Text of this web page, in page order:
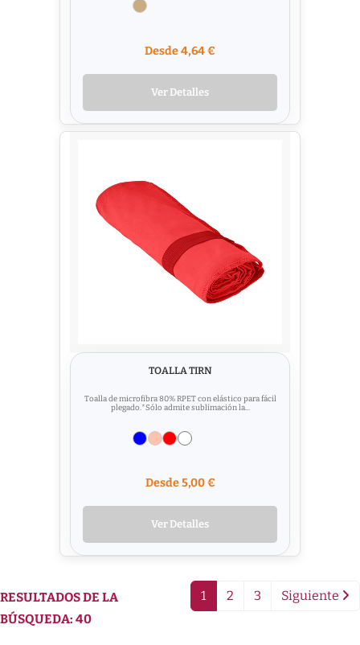
Desde 4,64 €
Ver Detalles
TOALLA TIRN
Toalla de microfibra 80% RPET con elástico para fácil
plegado.*Sólo admite sublimación la...
Desde 5,00 €
Ver Detalles
1 2 3 Siguiente
RESULTADOS DE LA
BÚSQUEDA: 40